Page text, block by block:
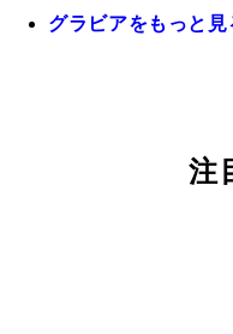
グラビアをもっと見
注